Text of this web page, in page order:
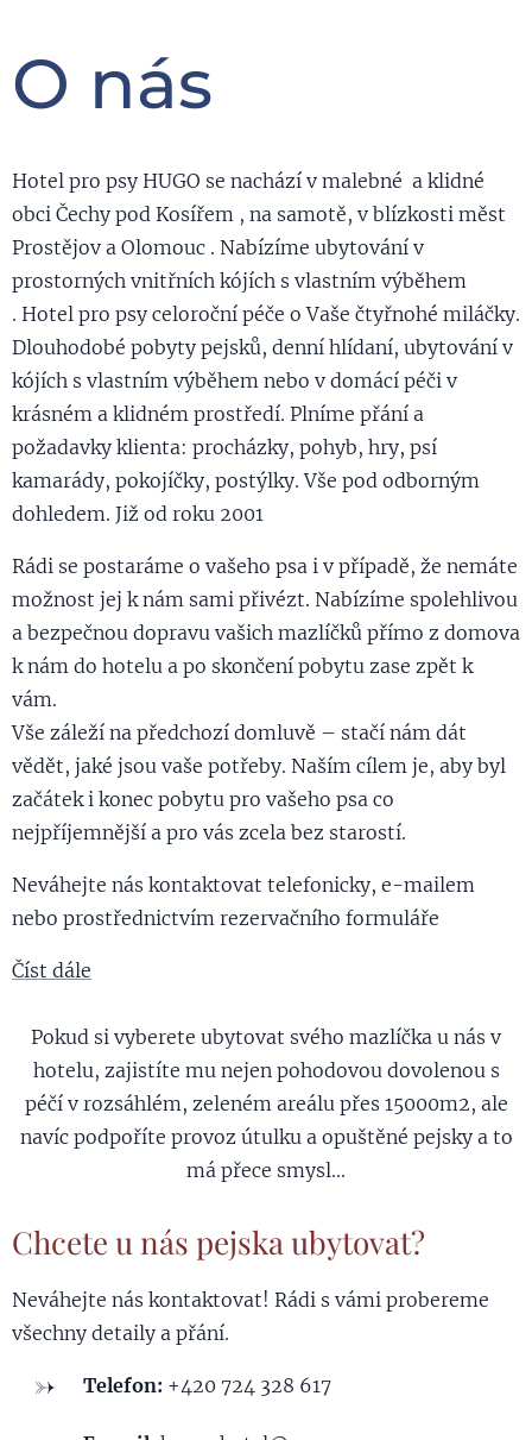
O nás
Hotel pro psy HUGO se nachází v malebné a klidné
obci Čechy pod Kosířem , na samotě, v blízkosti měst
Prostějov a Olomouc . Nabízíme ubytování v
prostorných vnitřních kójích s vlastním výběhem
. Hotel pro psy celoroční péče o Vaše čtyřnohé miláčky.
Dlouhodobé pobyty pejsků, denní hlídaní, ubytování v
kójích s vlastním výběhem nebo v domácí péči v
krásném a klidném prostředí. Plníme přání a
požadavky klienta: procházky, pohyb, hry, psí
kamarády, pokojíčky, postýlky. Vše pod odborným
dohledem. Již od roku 2001
Rádi se postaráme o vašeho psa i v případě, že nemáte
možnost jej k nám sami přivézt. Nabízíme spolehlivou
a bezpečnou dopravu vašich mazlíčků přímo z domova
k nám do hotelu a po skončení pobytu zase zpět k
vám.
​Vše záleží na předchozí domluvě – stačí nám dát
vědět, jaké jsou vaše potřeby. Naším cílem je, aby byl
začátek i konec pobytu pro vašeho psa co
nejpříjemnější a pro vás zcela bez starostí.
Neváhejte nás kontaktovat telefonicky, e-mailem
nebo prostřednictvím rezervačního formuláře
Číst dále
Pokud si vyberete ubytovat svého mazlíčka u nás v
hotelu, zajistíte mu nejen pohodovou dovolenou s
péčí v rozsáhlém, zeleném areálu přes 15000m2, ale
navíc podpoříte provoz útulku a opuštěné pejsky a to
má přece smysl...
Chcete u nás pejska ubytovat?
Neváhejte nás kontaktovat! Rádi s vámi probereme
všechny detaily a přání.
Telefon: +420 724 328 617